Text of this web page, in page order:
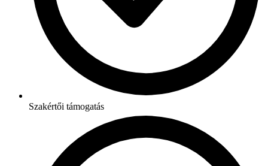
Szakértői támogatás